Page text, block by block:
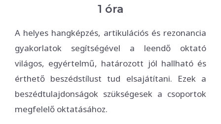
1 óra
A helyes hangképzés, artikulációs és rezonancia
gyakorlatok segítségével a leendő oktató
világos, egyértelmű, határozott jól hallható és
érthető beszédstílust tud elsajátítani. Ezek a
beszédtulajdonságok szükségesek a csoportok
megfelelő oktatásához.